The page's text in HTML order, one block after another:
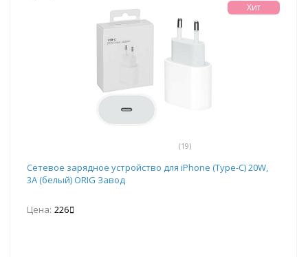
(19)
Хит
Сетевое зарядное устройство для iPhone (Type-C) 20W,
3A (белый) ORIG Завод
Цена: 226